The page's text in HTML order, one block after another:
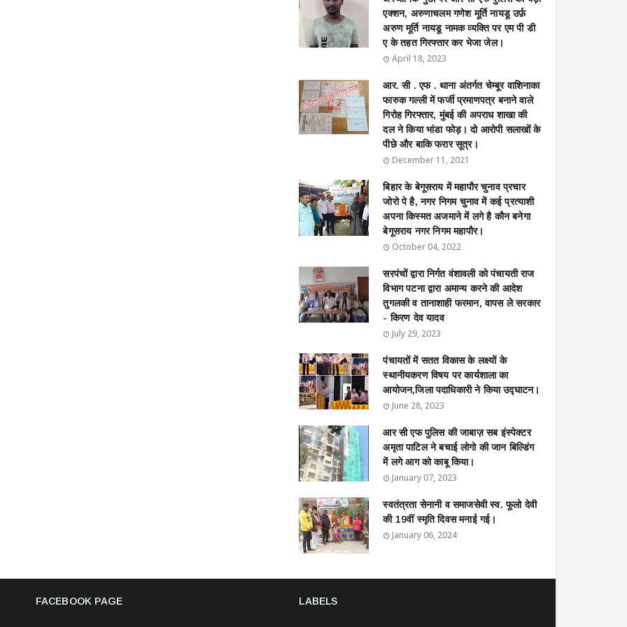
एक्शन, अरुणाचलम गणेश मूर्ति नायडू उर्फ़
अरुण मूर्ति नायडू नामक व्यक्ति पर एम पी डी
ए के तहत गिरफ्तार कर भेजा जेल।
April 18, 2023
आर. सी . एफ . थाना अंतर्गत चेम्बूर वाशिनाका
फारुक गल्ली में फर्जी प्रमाणपत्र बनाने वाले
गिरोह गिरफ्तार, मुंबई की अपराध शाखा की
दल ने किया भांडा फोड़। दो आरोपी सलाखों के
पीछे और बाकि फरार सूत्र।
December 11, 2021
बिहार के बेगूसराय में महापौर चुनाव प्रचार
जोरो पे है, नगर निगम चुनाव में कई प्रत्याशी
अपना किस्मत अजमाने में लगे है कौन बनेगा
बेगूसराय नगर निगम महापौर।
October 04, 2022
सरपंचों द्वारा निर्गत वंशावली को पंचायती राज
विभाग पटना द्वारा अमान्य करने की आदेश
तुगलकी व तानाशाही फरमान, वापस ले सरकार
- किरण देव यादव
July 29, 2023
पंचायतों में सतत विकास के लक्ष्यों के
स्थानीयकरण विषय पर कार्यशाला का
आयोजन,जिला पदाधिकारी ने किया उद्घाटन।
June 28, 2023
आर सी एफ पुलिस की जाबाज़ सब इंस्पेक्टर
अमृता पाटिल ने बचाई लोगो की जान बिल्डिंग
में लगे आग को काबू किया।
January 07, 2023
स्वतंत्रता सेनानी व समाजसेवी स्व. फूलो देवी
की 19वीं स्मृति दिवस मनाई गई।
January 06, 2024
FACEBOOK PAGE LABELS